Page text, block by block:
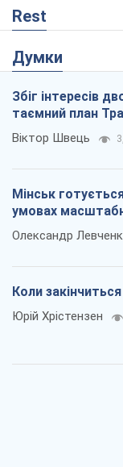
Rest
Думки
Збіг інтересів
таємний план
Віктор Швець
Мінськ
умовах
Олександр
Коли закінчиться
Юрій Хрістензен